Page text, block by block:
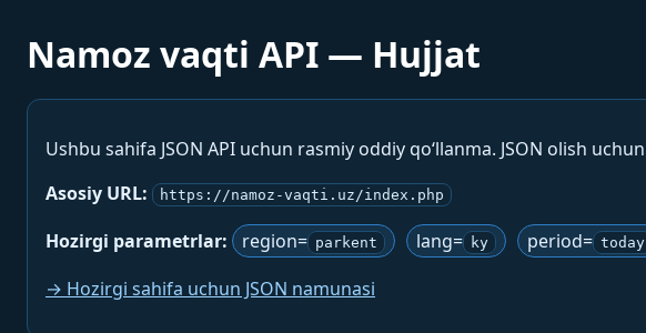
Namoz vaqti API — Hujjat
Ushbu sahifa JSON API uchun rasmiy oddiy qo‘llanma. JSON olish uchun
Asosiy URL:
https://namoz-vaqti.uz/index.php
Hozirgi parametrlar: region= parkent lang= ky period= today
→ Hozirgi sahifa uchun JSON namunasi